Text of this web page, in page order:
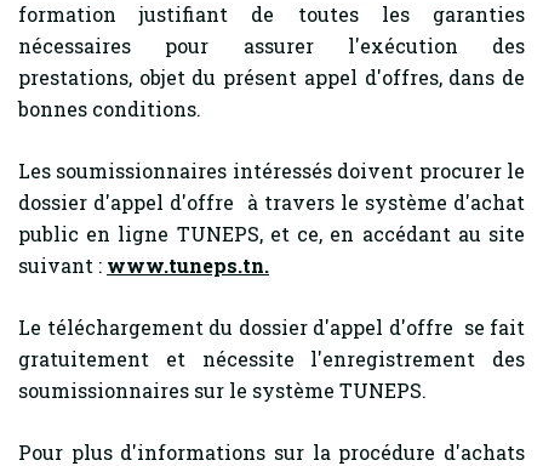
formation justifiant de toutes les garanties
nécessaires pour assurer l'exécution des
prestations, objet du présent appel d'offres, dans de
bonnes conditions.
Les soumissionnaires intéressés doivent procurer le
dossier d'appel d'offre à travers le système d'achat
public en ligne TUNEPS, et ce, en accédant au site
suivant : www.tuneps.tn.
Le téléchargement du dossier d'appel d'offre se fait
gratuitement et nécessite l'enregistrement des
soumissionnaires sur le système TUNEPS.
Pour plus d'informations sur la procédure d'achats